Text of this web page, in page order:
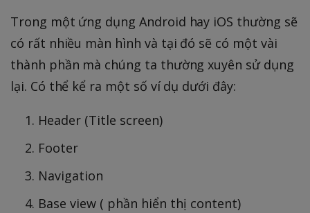
Trong một ứng dụng Android hay iOS thường sẽ
có rất nhiều màn hình và tại đó sẽ có một vài
thành phần mà chúng ta thường xuyên sử dụng
lại. Có thể kể ra một số ví dụ dưới đây:
Header (Title screen)
Footer
Navigation
Base view ( phần hiển thị content)